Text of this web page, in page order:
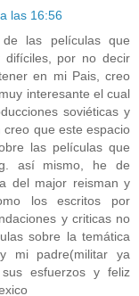
las 16:56
las películas que
difíciles, por no decir
en mi Pais, creo
interesante el cual
soviéticas y
que este espacio
las películas que
así mismo, he de
del major reisman y
los escritos por
y criticas no
sobre la temática
mi padre(militar ya
esfuerzos y feliz